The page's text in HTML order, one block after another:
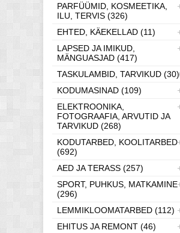
PARFÜÜMID, KOSMEETIKA,
ILU, TERVIS (326)
EHTED, KÄEKELLAD (11)
LAPSED JA IMIKUD,
MÄNGUASJAD (417)
TASKULAMBID, TARVIKUD (30)
KODUMASINAD (109)
ELEKTROONIKA,
FOTOGRAAFIA, ARVUTID JA
TARVIKUD (268)
KODUTARBED, KOOLITARBED
(692)
AED JA TERASS (257)
SPORT, PUHKUS, MATKAMINE
(296)
LEMMIKLOOMATARBED (112)
EHITUS JA REMONT (46)